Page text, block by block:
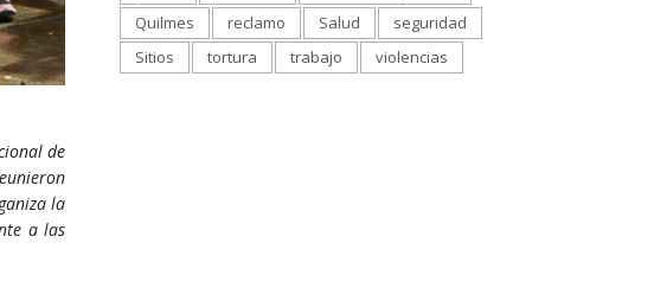
de
la
a las
Quilmes
reclamo Salud
seguridad
Sitios
tortura trabajo violencias